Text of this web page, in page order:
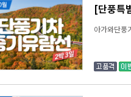
[단풍특
아가와단풍